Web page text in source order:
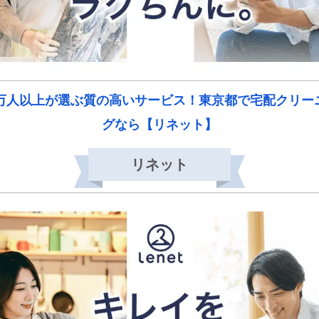
人以上が選ぶ質の高いサービス！東京都で宅配クリー
グなら【リネット】
リネット